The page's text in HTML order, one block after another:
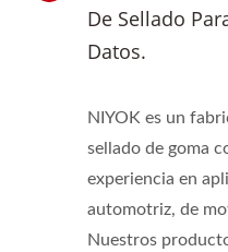
De Sellado
Datos.
NIYOK es un
sellado de goma
experiencia en
automotriz, de
Nuestros